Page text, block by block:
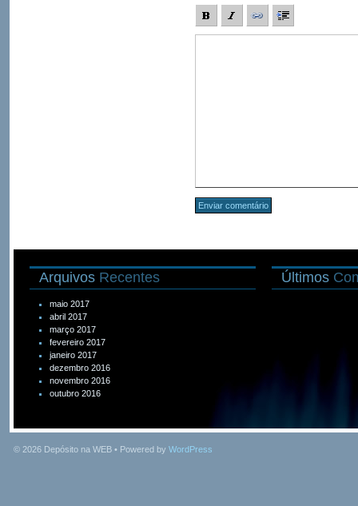
Arquivos Recentes
maio 2017
abril 2017
março 2017
fevereiro 2017
janeiro 2017
dezembro 2016
novembro 2016
outubro 2016
Últimos
© 2026 Depósito na WEB • Powered by WordPress